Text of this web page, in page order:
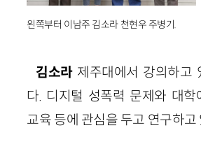
왼쪽부터 이남주 김소라 천현우 주병기.
김소라 제주대에서 강의하고
다. 디지털 성폭력 문제와 대학
교육 등에 관심을 두고 연구하고